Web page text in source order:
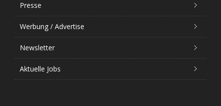
Presse
Werbung / Advertise
Newsletter
Aktuelle Jobs